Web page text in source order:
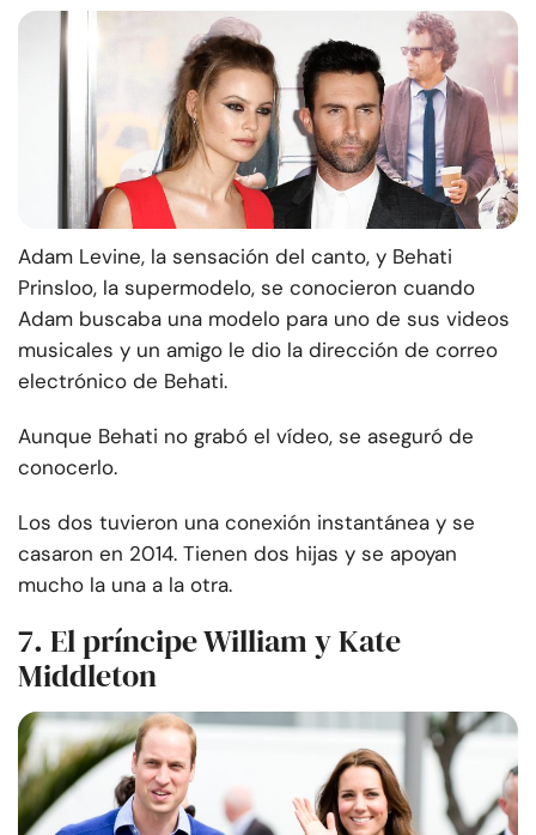
Adam Levine, la sensación del canto, y Behati
Prinsloo, la supermodelo, se conocieron cuando
Adam buscaba una modelo para uno de sus videos
musicales y un amigo le dio la dirección de correo
electrónico de Behati.
Aunque Behati no grabó el vídeo, se aseguró de
conocerlo.
Los dos tuvieron una conexión instantánea y se
casaron en 2014. Tienen dos hijas y se apoyan
mucho la una a la otra.
7. El príncipe William y Kate
Middleton